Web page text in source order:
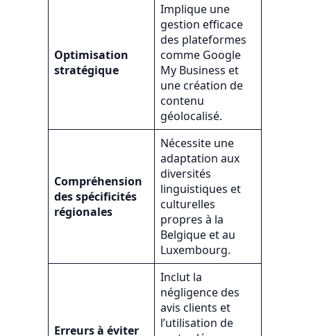
Optimisation
stratégique
Implique une
gestion efficace
des plateformes
comme Google
My Business et
une création de
contenu
géolocalisé.
Compréhension
des spécificités
régionales
Nécessite une
adaptation aux
diversités
linguistiques et
culturelles
propres à la
Belgique et au
Luxembourg.
Erreurs à éviter
Inclut la
négligence des
avis clients et
l’utilisation de